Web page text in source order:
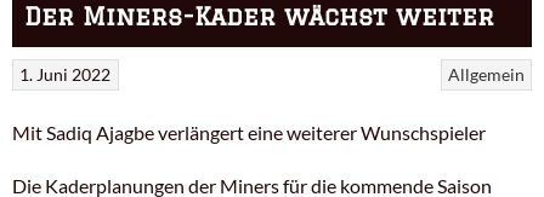
Der Miners-Kader wächst weiter
Allgemein
1. Juni 2022
Mit Sadiq Ajagbe verlängert eine weiterer Wunschspieler
Die Kaderplanungen der Miners für die kommende Saison